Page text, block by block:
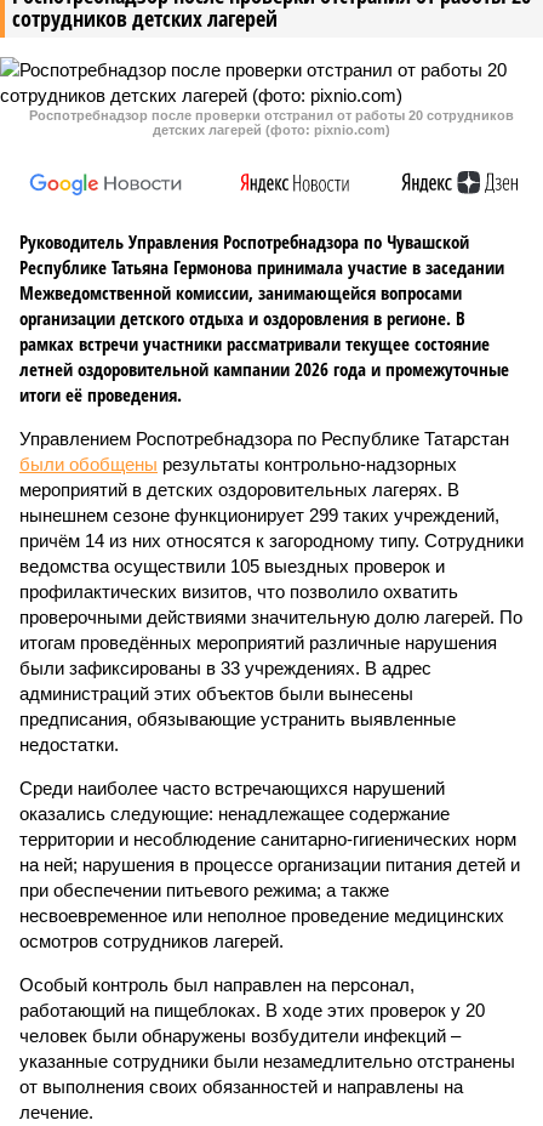
сотрудников детских лагерей
Роспотребнадзор после проверки отстранил от работы 20 сотрудников
детских лагерей (фото: pixnio.com)
Руководитель Управления Роспотребнадзора по Чувашской
Республике Татьяна Гермонова принимала участие в заседании
Межведомственной комиссии, занимающейся вопросами
организации детского отдыха и оздоровления в регионе. В
рамках встречи участники рассматривали текущее состояние
летней оздоровительной кампании 2026 года и промежуточные
итоги её проведения.
Управлением Роспотребнадзора по Республике Татарстан
были обобщены результаты контрольно-надзорных
мероприятий в детских оздоровительных лагерях. В
нынешнем сезоне функционирует 299 таких учреждений,
причём 14 из них относятся к загородному типу. Сотрудники
ведомства осуществили 105 выездных проверок и
профилактических визитов, что позволило охватить
проверочными действиями значительную долю лагерей. По
итогам проведённых мероприятий различные нарушения
были зафиксированы в 33 учреждениях. В адрес
администраций этих объектов были вынесены
предписания, обязывающие устранить выявленные
недостатки.
Среди наиболее часто встречающихся нарушений
оказались следующие: ненадлежащее содержание
территории и несоблюдение санитарно-гигиенических норм
на ней; нарушения в процессе организации питания детей и
при обеспечении питьевого режима; а также
несвоевременное или неполное проведение медицинских
осмотров сотрудников лагерей.
Особый контроль был направлен на персонал,
работающий на пищеблоках. В ходе этих проверок у 20
человек были обнаружены возбудители инфекций –
указанные сотрудники были незамедлительно отстранены
от выполнения своих обязанностей и направлены на
лечение.